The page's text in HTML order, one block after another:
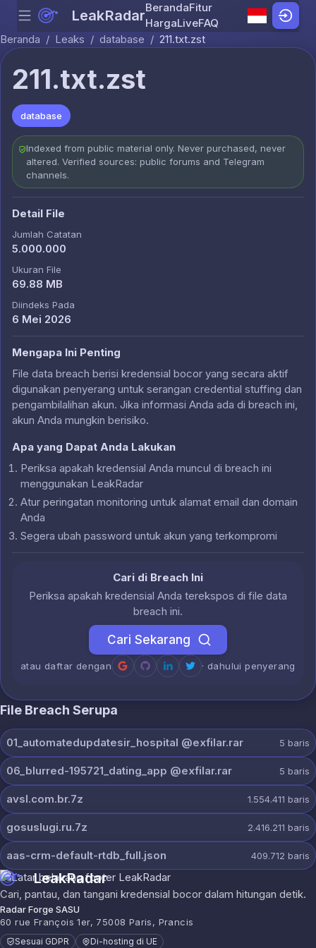
Skip to content
Menu LeakRadarBerandaFitur
HargaLiveFAQ
Beranda / Leaks / database / 211.txt.zst
211.txt.zst
database
Indexed from public material only. Never purchased, never
altered. Verified sources: public forums and Telegram
channels.
Detail File
Jumlah Catatan
5.000.000
Ukuran File
69.88 MB
Diindeks Pada
6 Mei 2026
Mengapa Ini Penting
File data breach berisi kredensial bocor yang secara aktif
digunakan penyerang untuk serangan credential stuffing dan
pengambilalihan akun. Jika informasi Anda ada di breach ini,
akun Anda mungkin berisiko.
Apa yang Dapat Anda Lakukan
Periksa apakah kredensial Anda muncul di breach ini
menggunakan LeakRadar
Atur peringatan monitoring untuk alamat email dan domain
Anda
Segera ubah password untuk akun yang terkompromi
Cari di Breach Ini
Periksa apakah kredensial Anda terekspos di file data
breach ini.
Cari Sekarang
atau daftar dengan · dahului penyerang
File Breach Serupa
01_automatedupdatesir_hospital @exfilar.rar 5 baris
06_blurred-195721_dating_app @exfilar.rar 5 baris
avsl.com.br.7z 1.554.411 baris
gosuslugi.ru.7z 2.416.211 baris
aas-crm-default-rtdb_full.json 409.712 baris
LeakRadar
Cari, pantau, dan tangani kredensial bocor dalam hitungan detik.
Radar Forge SASU
60 rue François 1er, 75008 Paris, Prancis
Sesuai GDPR Di-hosting di UE